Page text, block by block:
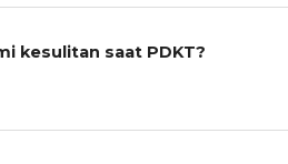
kesulitan saat PDKT?